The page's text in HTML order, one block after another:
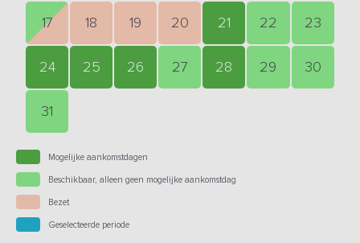
17 18 19 20 21 22 23
24 25 26 27 28 29 30
31
Mogelijke aankomstdagen
Beschikbaar, alleen geen mogelijke aankomstdag
Bezet
Geselecteerde periode